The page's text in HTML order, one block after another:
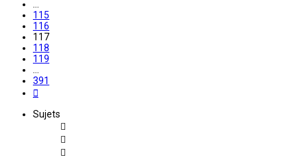
115
116
117
118
119
391
Sujets